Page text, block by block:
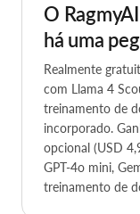
O
há uma
Realmente
com Llama 4
treinamento de
incorporado.
opcional (USD
GPT-4o mini,
treinamento de